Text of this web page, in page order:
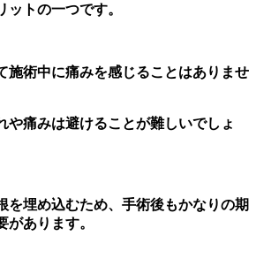
ットの一つです。
施術中に痛みを感じることはありませ
や痛みは避けることが難しいでしょ
を埋め込むため、手術後もかなりの期
があります。